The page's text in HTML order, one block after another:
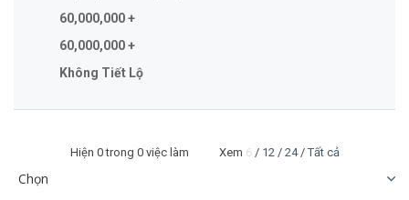
60,000,000 +
60,000,000 +
Không Tiết Lộ
Hiện 0trong 0 việc làm Xem 6/ 12 / 24/Tất cả